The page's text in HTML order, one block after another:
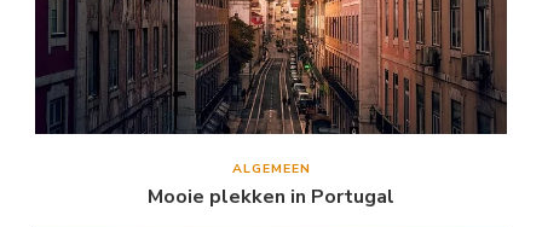
ALGEMEEN
Mooie plekken in Portugal